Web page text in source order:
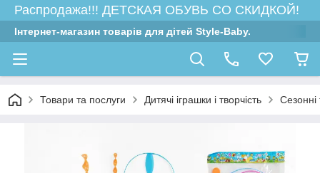
Распродажа!!! ДЕТСКАЯ ОБУВЬ СО СКИДКОЙ!
Інтернет-магазин товарів для дітей Style-Baby.
Товари та послуги Дитячі іграшки і творчість Сезонні